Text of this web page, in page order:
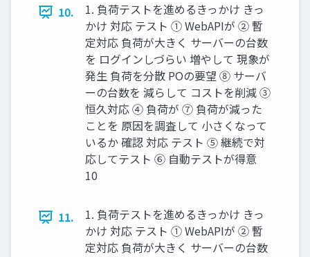
10.
1. 負荷テストを進めるきっかけ きっ
かけ 対応 テスト ① WebAPIが ② 暫
定対応 負荷が大きく サーバーの台数
を ログインしづらい 増やして 現象が
発生 負荷を分散 POの要望 ⑧ サーバ
ーの台数を 減らして コストを削減 ③
恒久対応 ④ 負荷が ⑦ 負荷が減った
ことを 原因を調査して 小さくなって
いるか 確認 対応 テスト ⑤ 継続で対
応してテスト ⑥ 自動テストが得意
10
11.
1. 負荷テストを進めるきっかけ きっ
かけ 対応 テスト ① WebAPIが ② 暫
定対応 負荷が大きく サーバーの台数